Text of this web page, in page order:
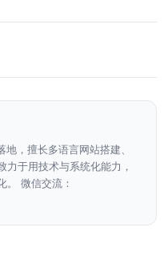
，擅长多语言网站搭建、
力于用技术与系统化能力，
。 微信交流：